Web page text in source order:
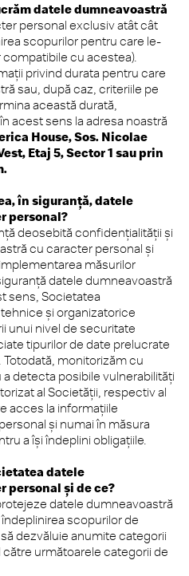
datele dumneavoastră
personal exclusiv atât cât
scopurilor pentru care le-
cu acestea).
privind durata pentru care
sau, după caz, criteriile pe
această durată,
acest sens la adresa noastră
House, Sos. Nicolae
Etaj 5, Sector 1 sau prin
.
în siguranță, datele
personal?
deosebită confidențialității și
cu caracter personal și
măsurilor
datele dumneavoastră
sens, Societatea
și organizatorice
unui nivel de securitate
tipurilor de date prelucrate
monitorizăm cu
detecta posibile vulnerabilități
al Societății, respectiv al
acces la informațiile
și numai în măsura
a își îndeplini obligațiile.
datele
personal și de ce?
datele dumneavoastră
scopurilor de
dezvăluie anumite categorii
următoarele categorii de